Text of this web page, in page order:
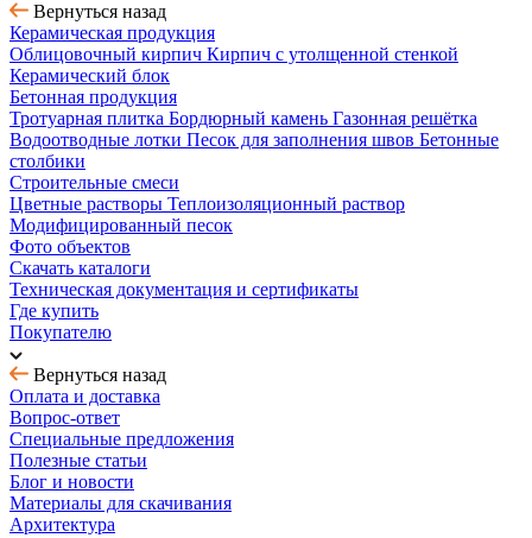
Вернуться назад
Керамическая продукция
Облицовочный кирпич Кирпич с утолщенной стенкой
Керамический блок
Бетонная продукция
Тротуарная плитка Бордюрный камень Газонная решётка
Водоотводные лотки Песок для заполнения швов Бетонные
столбики
Строительные смеси
Цветные растворы Теплоизоляционный раствор
Модифицированный песок
Фото объектов
Скачать каталоги
Техническая документация и сертификаты
Где купить
Покупателю
Вернуться назад
Оплата и доставка
Вопрос-ответ
Специальные предложения
Полезные статьи
Блог и новости
Материалы для скачивания
Архитектура